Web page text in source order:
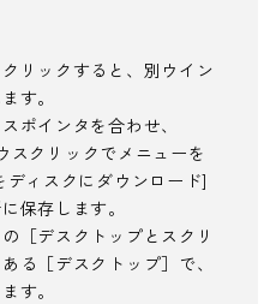
リックすると、別ウイン
す。
ポインタを合わせ、
スクリックでメニューを
ィスクにダウンロード]
保存します。
［デスクトップとスクリ
る［デスクトップ］で、
す。